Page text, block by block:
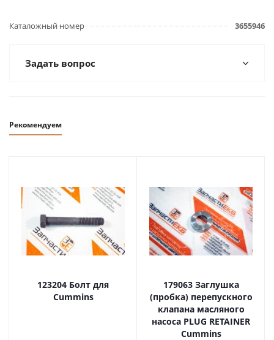
Каталожный номер 3655946
Задать вопрос
Рекомендуем
123204 Болт для
Cummins
179063 Заглушка
(пробка) перепускного
клапана масляного
насоса PLUG RETAINER
Cummins